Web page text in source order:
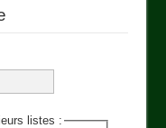
listes :